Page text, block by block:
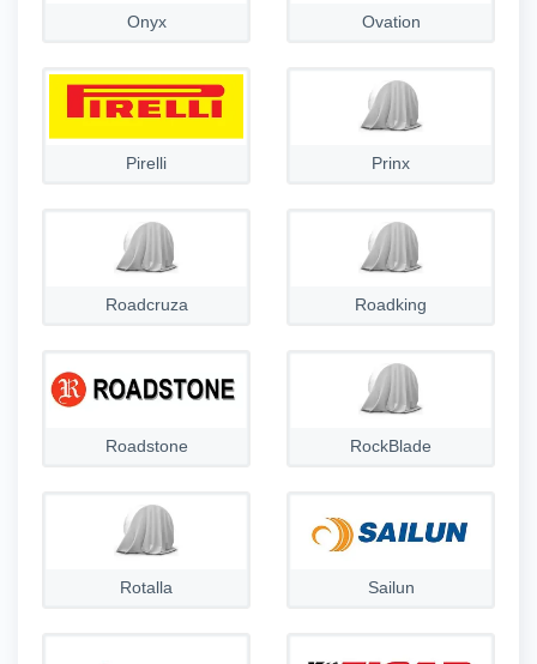
Onyx Ovation
Pirelli Prinx
Roadcruza Roadking
Roadstone RockBlade
Rotalla Sailun